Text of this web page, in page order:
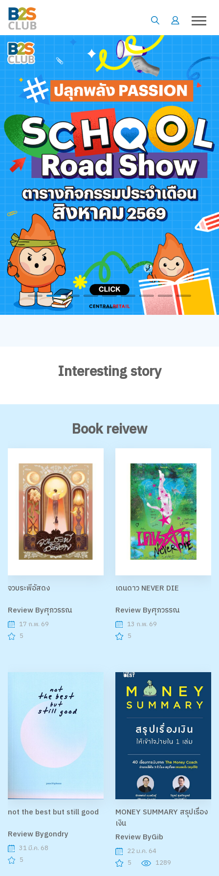
Interesting story
Book reivew
จวบระพีอัสดง
Review Byศุภวรรณ
17 ก.พ. 69
5
เดนดาว NEVER DIE
Review Byศุภวรรณ
13 ก.พ. 69
5
not the best but still good
Review Bygondry
31 มี.ค. 68
5
MONEY SUMMARY สรุปเรื่อง
เงิน
Review ByGib
22 ม.ค. 64
5
1289